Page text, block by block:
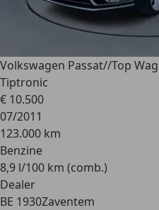
Volkswagen Passat//Top
Tiptronic
€ 10.500
07/2011
123.000 km
Benzine
8,9 l/100 km (comb.)
Dealer
BE 1930Zaventem